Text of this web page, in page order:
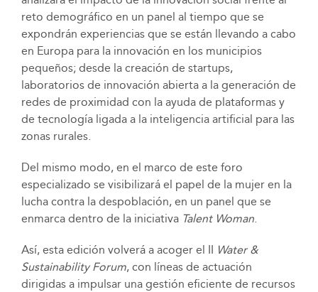
reto demográfico en un panel al tiempo que se
expondrán experiencias que se están llevando a cabo
en Europa para la innovación en los municipios
pequeños; desde la creación de startups,
laboratorios de innovación abierta a la generación de
redes de proximidad con la ayuda de plataformas y
de tecnología ligada a la inteligencia artificial para las
zonas rurales.
Del mismo modo, en el marco de este foro
especializado se visibilizará el papel de la mujer en la
lucha contra la despoblación, en un panel que se
enmarca dentro de la iniciativa Talent Woman.
Así, esta edición volverá a acoger el II Water &
Sustainability Forum, con líneas de actuación
dirigidas a impulsar una gestión eficiente de recursos